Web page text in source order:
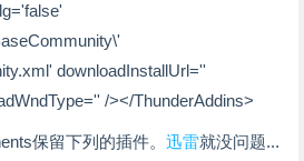
downloadInstallUrl=''
/></ThunderAddins>
保留下列的插件。 迅雷就没问题...